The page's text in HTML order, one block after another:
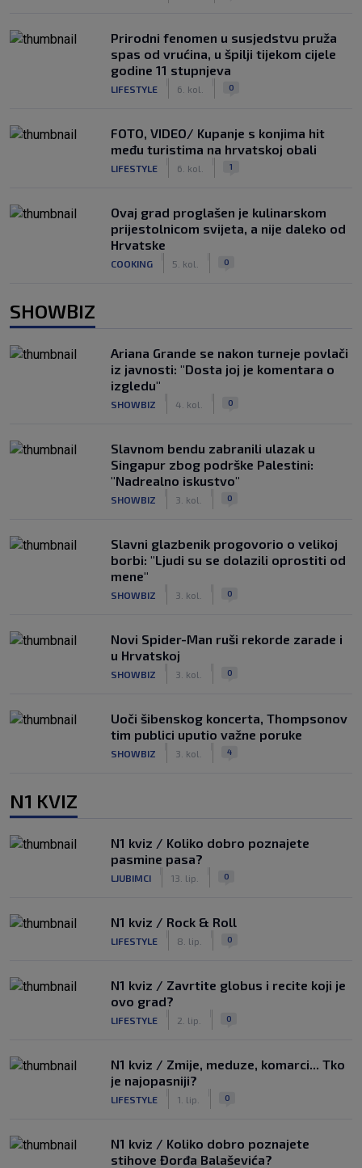
Prirodni fenomen u susjedstvu pruža
spas od vrućina, u špilji tijekom cijele
godine 11 stupnjeva
LIFESTYLE 6. kol. 0
FOTO, VIDEO/ Kupanje s konjima hit
među turistima na hrvatskoj obali
LIFESTYLE 6. kol. 1
Ovaj grad proglašen je kulinarskom
prijestolnicom svijeta, a nije daleko od
Hrvatske
COOKING 5. kol. 0
SHOWBIZ
Ariana Grande se nakon turneje povlači
iz javnosti: "Dosta joj je komentara o
izgledu"
SHOWBIZ 4. kol. 0
Slavnom bendu zabranili ulazak u
Singapur zbog podrške Palestini:
"Nadrealno iskustvo"
SHOWBIZ 3. kol. 0
Slavni glazbenik progovorio o velikoj
borbi: "Ljudi su se dolazili oprostiti od
mene"
SHOWBIZ 3. kol. 0
Novi Spider-Man ruši rekorde zarade i
u Hrvatskoj
SHOWBIZ 3. kol. 0
Uoči šibenskog koncerta, Thompsonov
tim publici uputio važne poruke
SHOWBIZ 3. kol. 4
N1 KVIZ
N1 kviz / Koliko dobro poznajete
pasmine pasa?
LJUBIMCI 13. lip. 0
N1 kviz / Rock & Roll
LIFESTYLE 8. lip. 0
N1 kviz / Zavrtite globus i recite koji je
ovo grad?
LIFESTYLE 2. lip. 0
N1 kviz / Zmije, meduze, komarci... Tko
je najopasniji?
LIFESTYLE 1. lip. 0
N1 kviz / Koliko dobro poznajete
stihove Đorđa Balaševića?